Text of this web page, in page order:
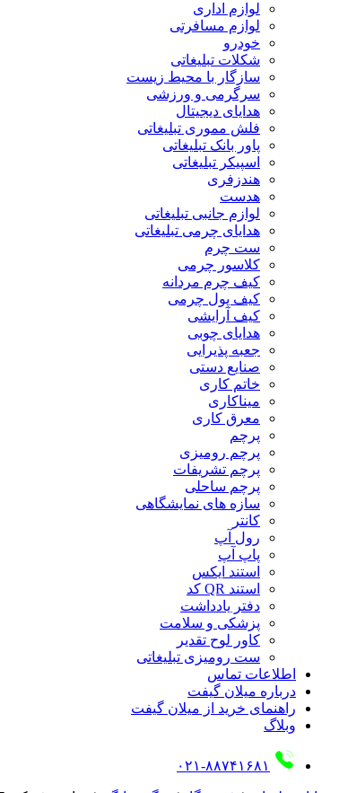
لوازم اداری
لوازم مسافرتی
خودرو
شکلات تبلیغاتی
سازگار با محیط زیست
سرگرمی و ورزشی
هدایای دیجیتال
فلش مموری تبلیغاتی
پاور بانک تبلیغاتی
اسپیکر تبلیغاتی
هندزفری
هدست
لوازم جانبی تبلیغاتی
هدایای چرمی تبلیغاتی
ست چرم
کلاسور چرمی
کیف چرم مردانه
کیف پول چرمی
کیف آرایشی
هدایای چوبی
جعبه پذیرایی
صنایع دستی
خاتم کاری
میناکاری
معرق کاری
پرچم
پرچم رومیزی
پرچم تشریفات
پرچم ساحلی
سازه های نمایشگاهی
کانتر
رول آپ
پاپ آپ
استند ایکس
استند QR کد
دفتر یادداشت
پزشکی و سلامت
کاور لوح تقدیر
ست رومیزی تبلیغاتی
اطلاعات تماس
درباره میلان گیفت
راهنمای خرید از میلان گیفت
وبلاگ
۰۲۱-۸۸۷۴۱۶۸۱